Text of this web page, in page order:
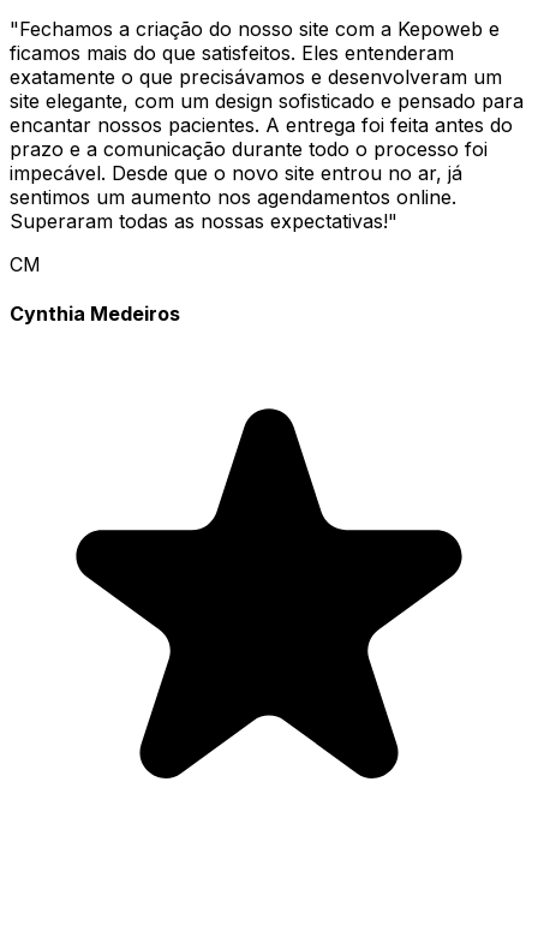
"Fechamos a criação do nosso site com a Kepoweb e
ficamos mais do que satisfeitos. Eles entenderam
exatamente o que precisávamos e desenvolveram um
site elegante, com um design sofisticado e pensado para
encantar nossos pacientes. A entrega foi feita antes do
prazo e a comunicação durante todo o processo foi
impecável. Desde que o novo site entrou no ar, já
sentimos um aumento nos agendamentos online.
Superaram todas as nossas expectativas!"
CM
Cynthia Medeiros